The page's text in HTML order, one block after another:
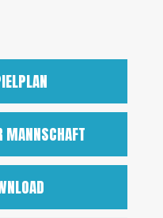
MANNSCHAFT